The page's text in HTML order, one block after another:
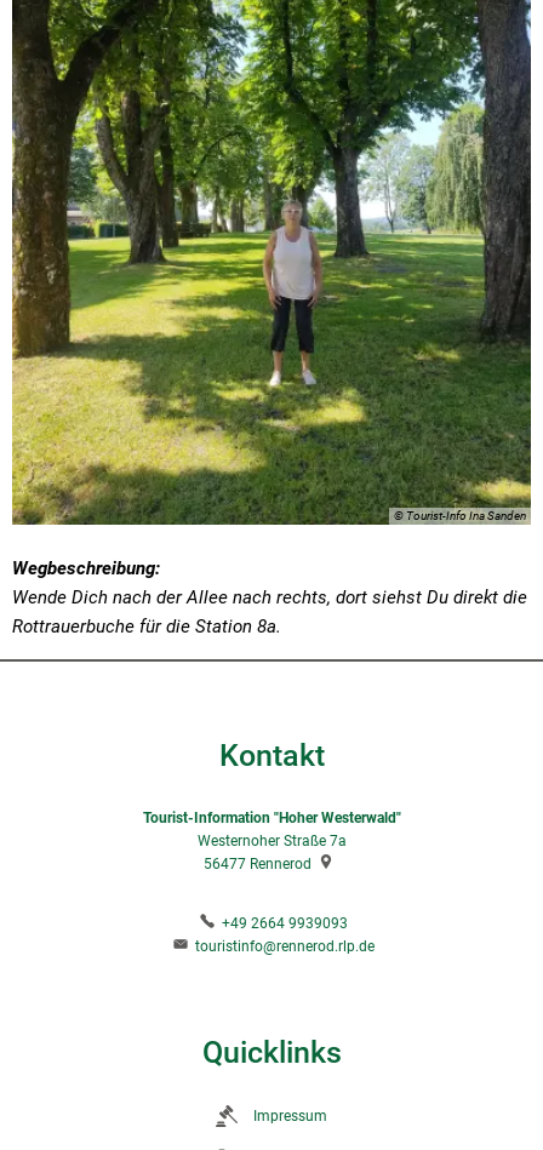
© Tourist-Info Ina Sanden
Wegbeschreibung:
Wende Dich nach der Allee nach rechts, dort siehst Du direkt die
Rottrauerbuche für die Station 8a.
Kontakt
Tourist-Information "Hoher Westerwald"
Westernoher Straße 7a
56477 Rennerod
+49 2664 9939093
touristinfo@rennerod.rlp.de
Quicklinks
Impressum